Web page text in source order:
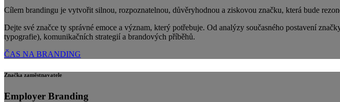
Cílem brandingu je vytvořit silnou, rozpoznatelnou, důvěryhodnou a ziskovou značku, která bude
Dejte své značce ty správné emoce a význam, který potřebuje. Od analýzy současného postavení
typografie), komunikačních strategií a brandových příběhů.
ČAS NA BRANDING
Značka zaměstnavatele
Employer Branding